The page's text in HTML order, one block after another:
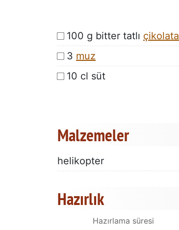
100 g bitter tatlı çikolata
3 muz
10 cl süt
Malzemeler
helikopter
Hazırlık
Hazırlama süresi